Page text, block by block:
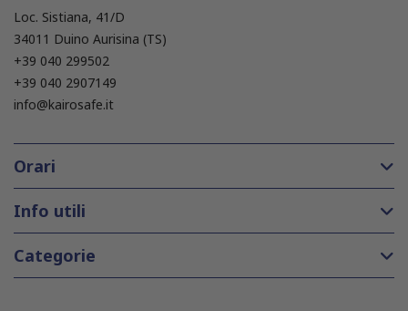
Loc. Sistiana, 41/D
34011 Duino Aurisina (TS)
+39 040 299502
+39 040 2907149
info@kairosafe.it
Orari
Info utili
Categorie